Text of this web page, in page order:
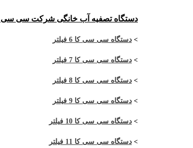
دستگاه تصفیه آب خانگی شرکت سی سی
> دستگاه سی سی کا 6 فیلتر
> دستگاه سی سی کا 7 فیلتر
> دستگاه سی سی کا 8 فیلتر
> دستگاه سی سی کا 9 فیلتر
> دستگاه سی سی کا 10 فیلتر
> دستگاه سی سی کا 11 فیلتر